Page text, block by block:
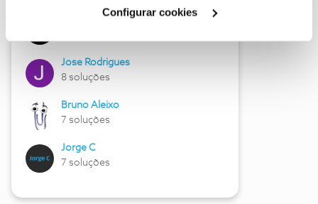
Configurar cookies
Jose Rodrigues
8 soluções
Bruno Aleixo
7 soluções
Jorge C
7 soluções